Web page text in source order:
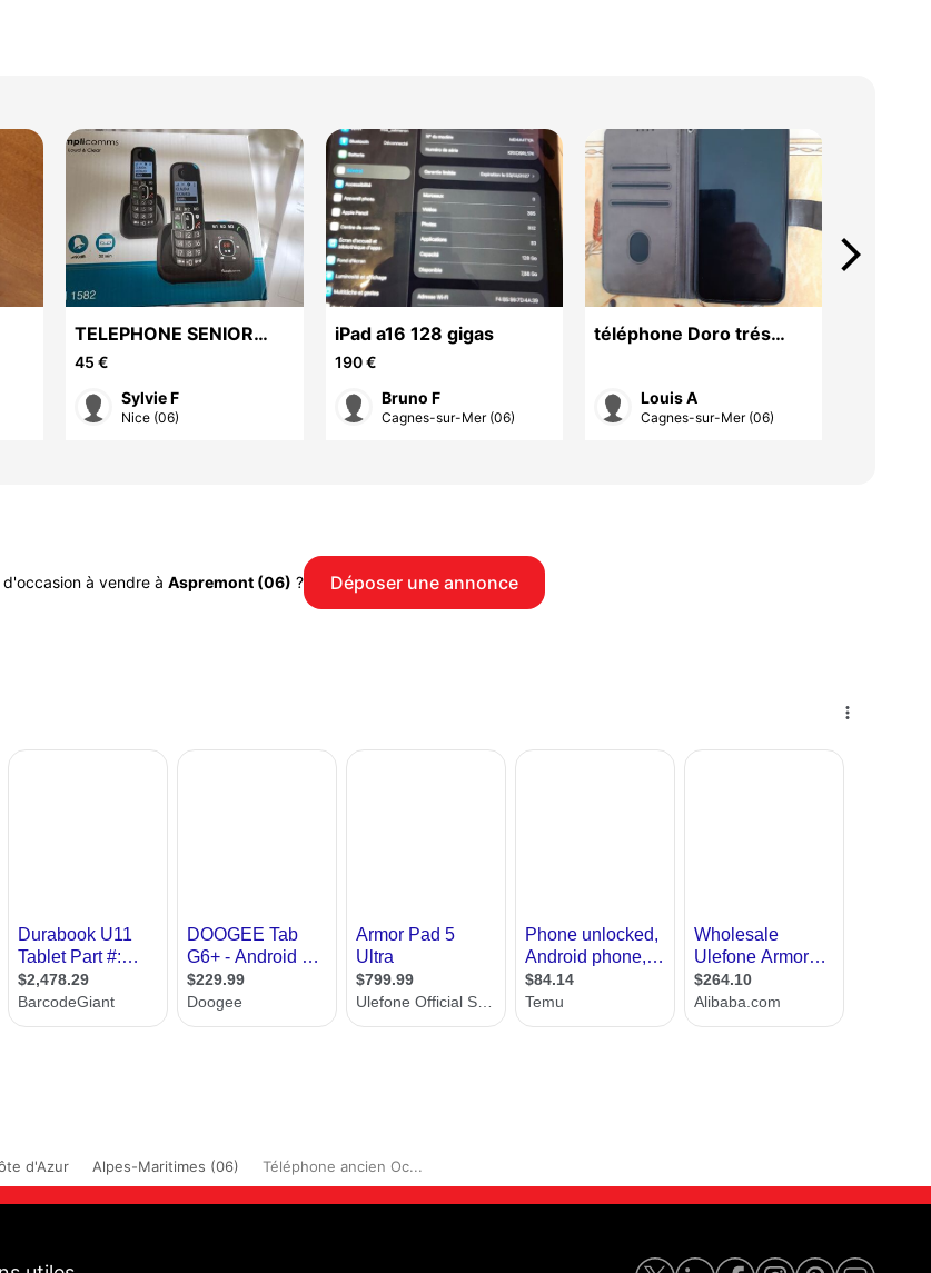
TELEPHONE SENIOR
DUO SANS FIL
45 €
Sylvie F
Nice (06)
iPad a16 128 gigas
190 €
Bruno F
Cagnes-sur-Mer (06)
téléphone Doro trés
protection
Louis A
Cagnes-sur-Mer (06)
arrow_forward_ios
d'occasion à vendre à Aspremont (06) ? Déposer une annonce
d'Azur Alpes-Maritimes (06) Téléphone ancien Oc...